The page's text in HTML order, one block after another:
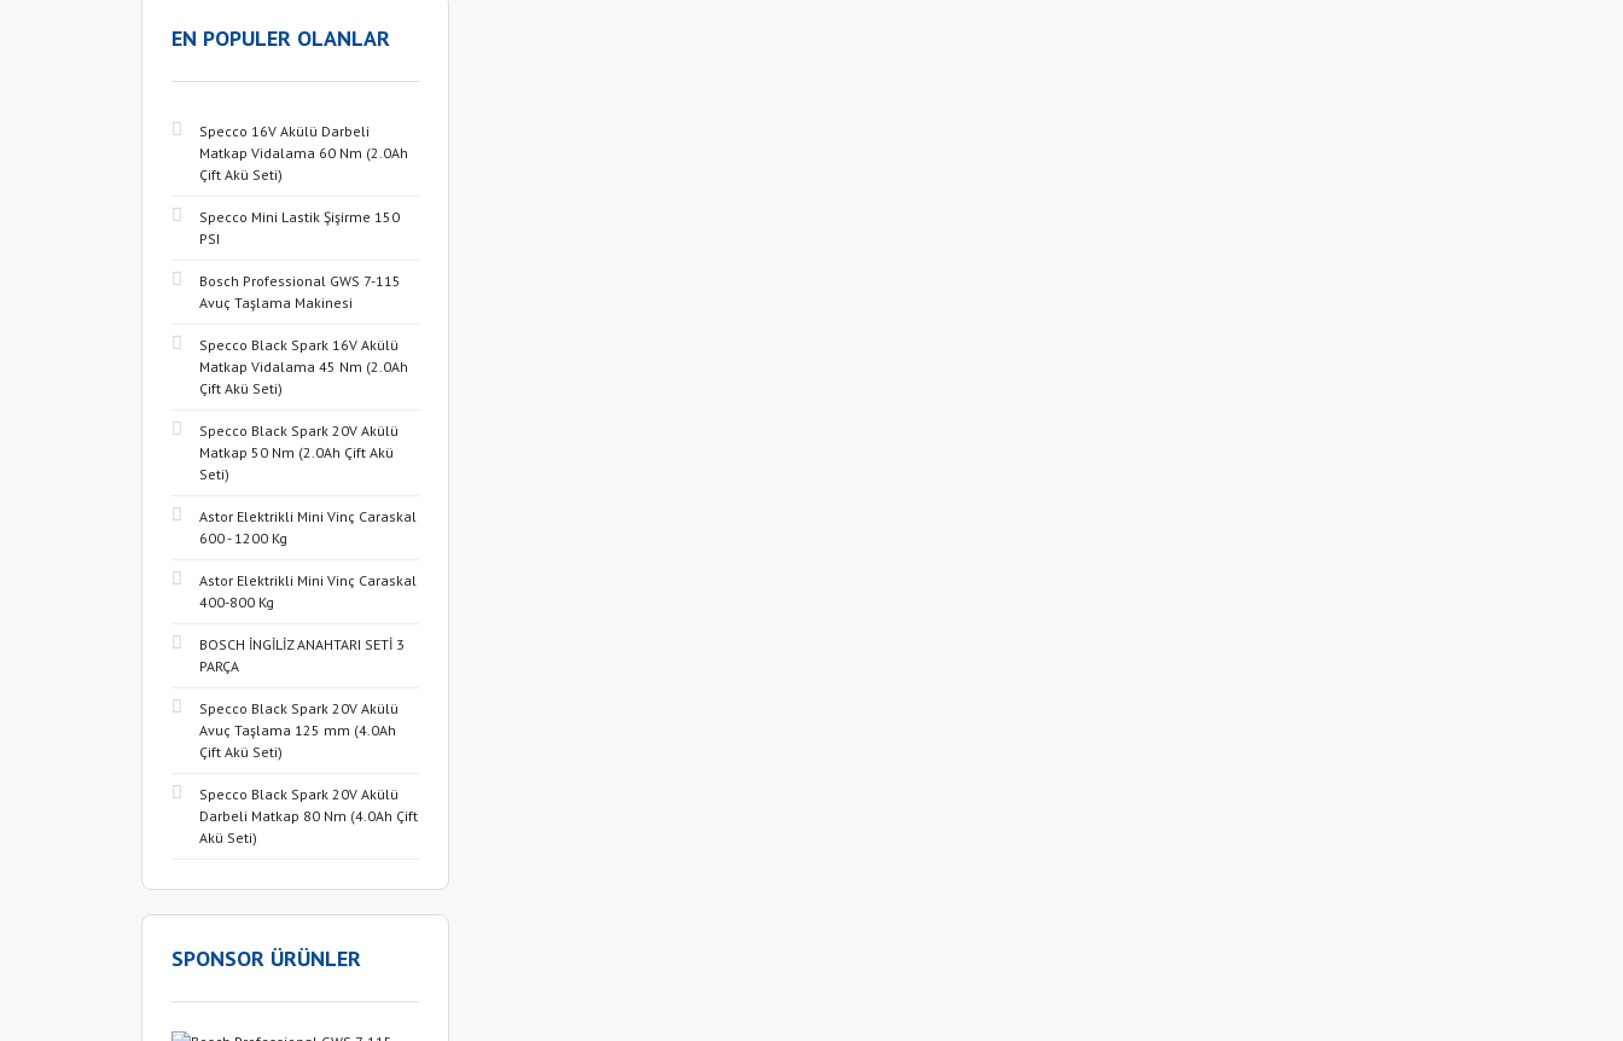
EN POPULER OLANLAR
Specco 16V Akülü Darbeli
Matkap Vidalama 60 Nm (2.0Ah
Çift Akü Seti)
Specco Mini Lastik Şişirme 150
PSI
Bosch Professional GWS 7-115
Avuç Taşlama Makinesi
Specco Black Spark 16V Akülü
Matkap Vidalama 45 Nm (2.0Ah
Çift Akü Seti)
Specco Black Spark 20V Akülü
Matkap 50 Nm (2.0Ah Çift Akü
Seti)
Astor Elektrikli Mini Vinç Caraskal
600 - 1200 Kg
Astor Elektrikli Mini Vinç Caraskal
400-800 Kg
BOSCH İNGİLİZ ANAHTARI SETİ 3
PARÇA
Specco Black Spark 20V Akülü
Avuç Taşlama 125 mm (4.0Ah
Çift Akü Seti)
Specco Black Spark 20V Akülü
Darbeli Matkap 80 Nm (4.0Ah Çift
Akü Seti)
SPONSOR ÜRÜNLER